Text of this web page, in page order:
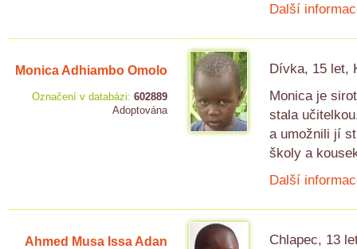
Další
Monica Adhiambo Omolo
Označení v databázi: 602889
Adoptována
Dívka, 15 let,
Monica je
stala
a umožnili jí
školy a
Další
Ahmed Musa Issa Adan
Chlapec, 13